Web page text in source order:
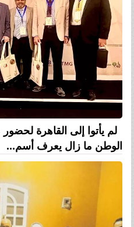
لم يأتوا إلى القاهرة
الوطن ما زال يعرف أسم...